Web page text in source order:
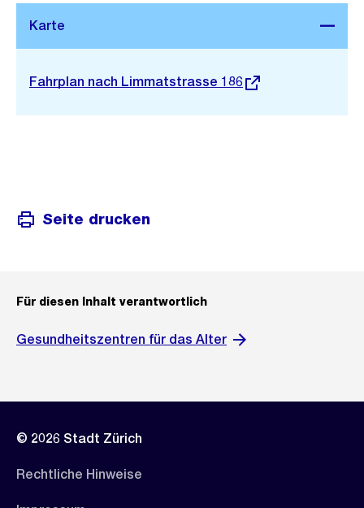
Stadtplan 3D
Externer
Fahrplan nach Limmatstrasse 186
Seite drucken
Für diesen Inhalt verantwortlich
Gesundheitszentren für das Alter
© 2026 Stadt Zürich
Rechtliche Hinweise